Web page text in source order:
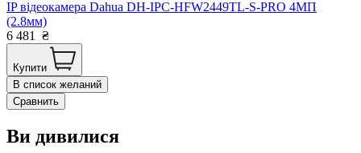
IP відеокамера Dahua DH-IPC-HFW2449TL-S-PRO 4МП
(2.8мм)
6 481
₴
Купити
В список желаний
Сравнить
Ви дивилися